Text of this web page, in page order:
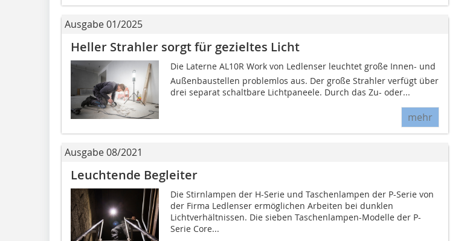
Ausgabe 01/2025
Heller Strahler sorgt für gezieltes Licht
Die Laterne AL10R Work von Ledlenser leuchtet große Innen- und
Außenbaustellen problemlos aus. Der große Strahler verfügt über
drei separat schaltbare Lichtpaneele. Durch das Zu- oder...
mehr
Ausgabe 08/2021
Leuchtende Begleiter
Die Stirnlampen der H-Serie und Taschenlampen der P-Serie von
der Firma Ledlenser ermöglichen Arbeiten bei dunklen
Lichtverhältnissen. Die sieben Taschenlampen-Modelle der P-
Serie Core...